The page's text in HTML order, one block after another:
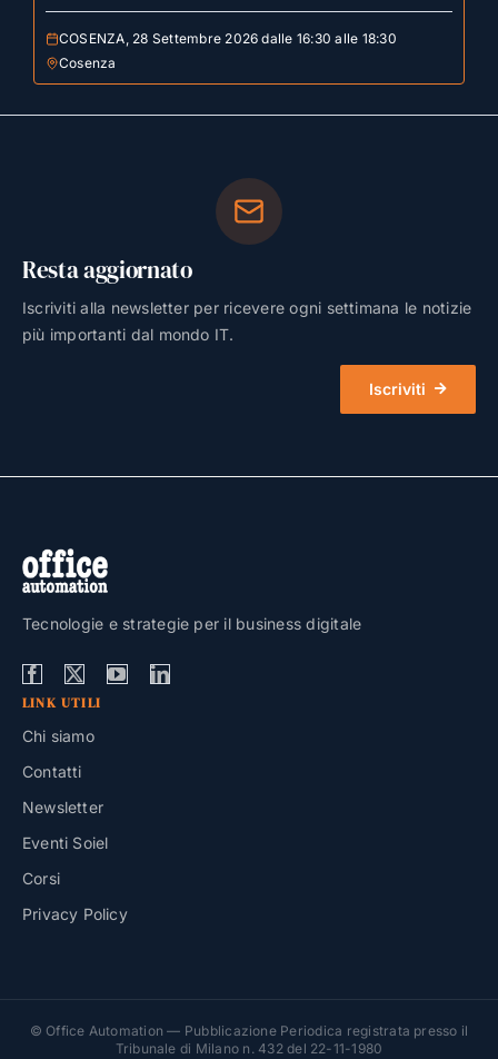
COSENZA, 28 Settembre 2026 dalle 16:30 alle 18:30
Cosenza
Resta aggiornato
Iscriviti alla newsletter per ricevere ogni settimana le notizie
più importanti dal mondo IT.
Iscriviti
Tecnologie e strategie per il business digitale
LINK UTILI
Chi siamo
Contatti
Newsletter
Eventi Soiel
Corsi
Privacy Policy
© Office Automation — Pubblicazione Periodica registrata presso il
Tribunale di Milano n. 432 del 22-11-1980